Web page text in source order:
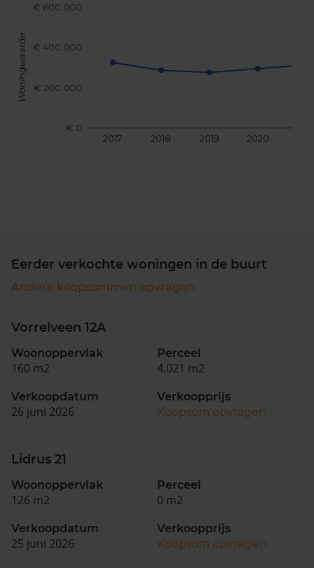
2017 2018 2019 2020
€ 0
€ 200.000
€ 400.000
€ 600.000
Woningwaarde
Eerder verkochte woningen in de buurt
Andere koopsommen opvragen
Vorrelveen 12A
Woonoppervlak
160 m2
Perceel
4.021 m2
Verkoopdatum
26 juni 2026
Verkoopprijs
Koopsom opvragen
Lidrus 21
Woonoppervlak
126 m2
Perceel
0 m2
Verkoopdatum
25 juni 2026
Verkoopprijs
Koopsom opvragen